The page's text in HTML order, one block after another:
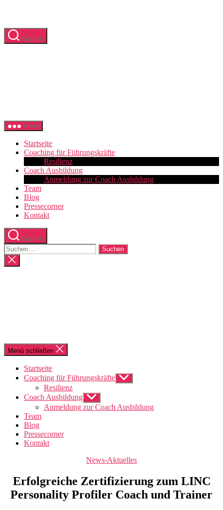
Zum
Inhalt Suchen
Würzburger
Business
Coach
Akademie
Menü
Startseite
Coaching für Führungskräfte
Resilienz
Coach Ausbildung
Anmeldung zur Coach Ausbildung
Team
Blog
Pressecorner
Kontakt
Suchen
Suchen
nach:
Suche
schließen
Menü schließen
Startseite
Coaching für Führungskräfte Untermenü
anzeigen
Resilienz
Coach Ausbildung Untermenü
anzeigen
Anmeldung zur Coach Ausbildung
Team
Blog
Pressecorner
Kontakt
Kategorien
News-Aktuelles
Erfolgreiche Zertifizierung zum LINC
Personality Profiler Coach und Trainer